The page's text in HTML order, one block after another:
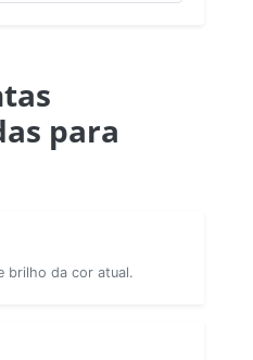
para
brilho da cor atual.